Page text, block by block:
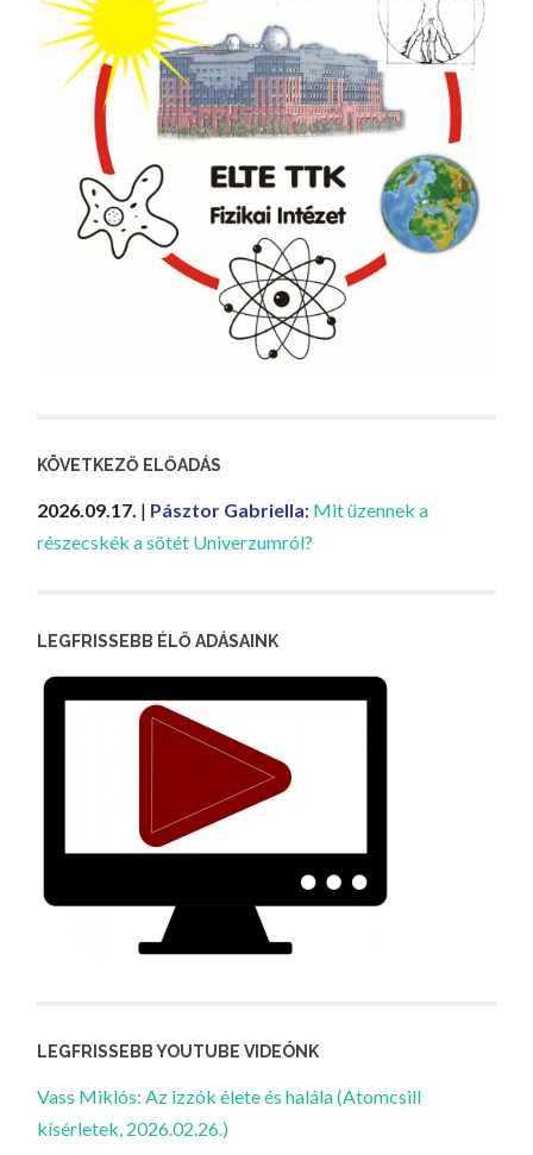
KÖVETKEZŐ ELŐADÁS
2026.09.17. | Pásztor Gabriella: Mit üzennek a
részecskék a sötét Univerzumról?
LEGFRISSEBB ÉLŐ ADÁSAINK
LEGFRISSEBB YOUTUBE VIDEÓNK
Vass Miklós: Az izzók élete és halála (Atomcsill
kísérletek, 2026.02.26.)